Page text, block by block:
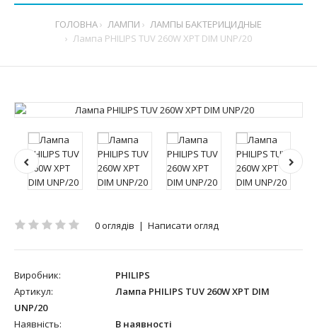
ГОЛОВНА ЛАМПИ
ЛАМПЫ БАКТЕРИЦИДНЫЕ
Лампа PHILIPS TUV 260W XPT DIM UNP/20
0 оглядів | Написати огляд
Виробник:
PHILIPS
Артикул:
Лампа PHILIPS TUV 260W XPT DIM
UNP/20
Наявність:
В наявності